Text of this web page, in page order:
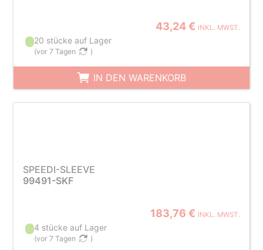
43,24 € INKL. MWST.
20 stücke auf Lager
(vor 7 Tagen )
IN DEN WARENKORB
SPEEDI-SLEEVE
99491-SKF
183,76 € INKL. MWST.
4 stücke auf Lager
(vor 7 Tagen )